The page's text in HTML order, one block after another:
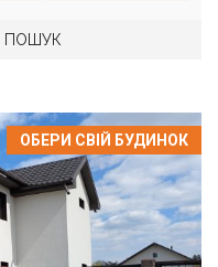
ПОШУК
ОБЕРИ СВІЙ БУДИНОК